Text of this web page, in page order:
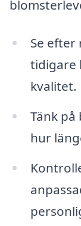
Se
tidigare
kvalitet.
Tänk
hur